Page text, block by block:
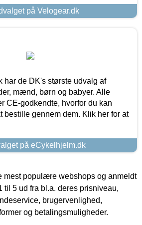
på Velogear.dk
har de DK's største udvalg af
mænd, børn og babyer. Alle
CE-godkendte, hvorfor du kan
bestille gennem dem. Klik her for at
på eCykelhjelm.dk
mest populære webshops og anmeldt
til 5 ud fra bl.a. deres prisniveau,
brugervenlighed,
og betalingsmuligheder.